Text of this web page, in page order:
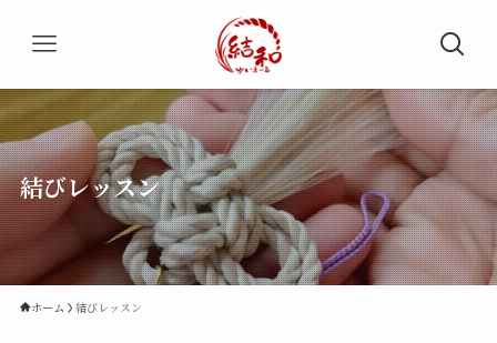
結びレッスン
ホーム 結びレッスン